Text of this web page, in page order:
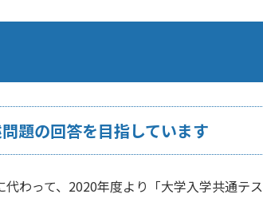
題の回答を目指しています
わって、2020年度より「大学入学共通テ